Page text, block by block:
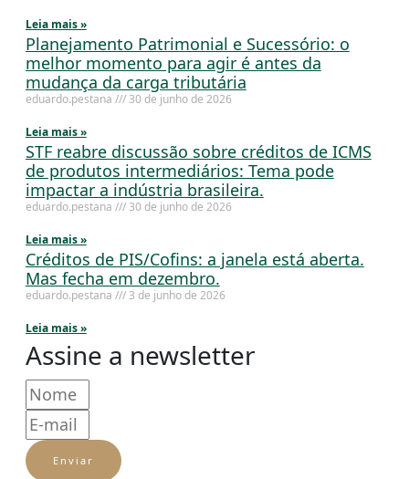
Leia mais »
Planejamento Patrimonial e Sucessório: o
melhor momento para agir é antes da
mudança da carga tributária
eduardo.pestana 30 de junho de 2026
Leia mais »
STF reabre discussão sobre créditos de ICMS
de produtos intermediários: Tema pode
impactar a indústria brasileira.
eduardo.pestana 30 de junho de 2026
Leia mais »
Créditos de PIS/Cofins: a janela está aberta.
Mas fecha em dezembro.
eduardo.pestana 3 de junho de 2026
Leia mais »
Assine a newsletter
Enviar